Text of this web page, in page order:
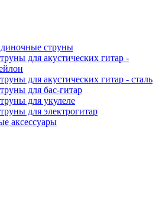
струны
для акустических гитар -
для акустических гитар - сталь
для бас-гитар
для укулеле
для электрогитар
аксессуары